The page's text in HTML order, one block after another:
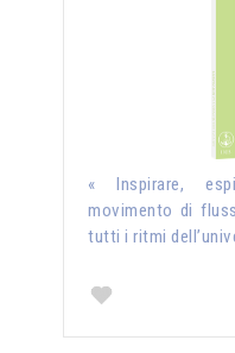
« Inspirare,
movimento di
tutti i ritmi